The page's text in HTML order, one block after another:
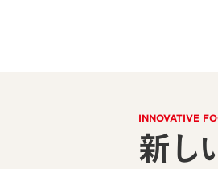
INNOVATIVE
新し